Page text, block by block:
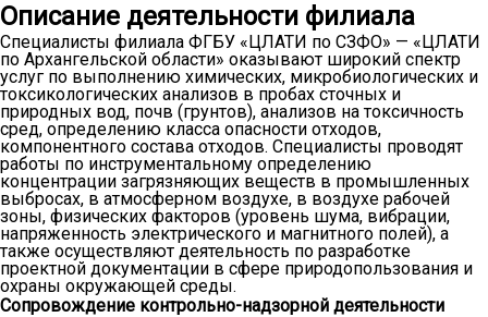
Описание деятельности филиала
Специалисты филиала ФГБУ «ЦЛАТИ по СЗФО» — «ЦЛАТИ
по Архангельской области» оказывают широкий спектр
услуг по выполнению химических, микробиологических и
токсикологических анализов в пробах сточных и
природных вод, почв (грунтов), анализов на токсичность
сред, определению класса опасности отходов,
компонентного состава отходов. Специалисты проводят
работы по инструментальному определению
концентрации загрязняющих веществ в промышленных
выбросах, в атмосферном воздухе, в воздухе рабочей
зоны, физических факторов (уровень шума, вибрации,
напряженность электрического и магнитного полей), а
также осуществляют деятельность по разработке
проектной документации в сфере природопользования и
охраны окружающей среды.
Сопровождение контрольно-надзорной деятельности